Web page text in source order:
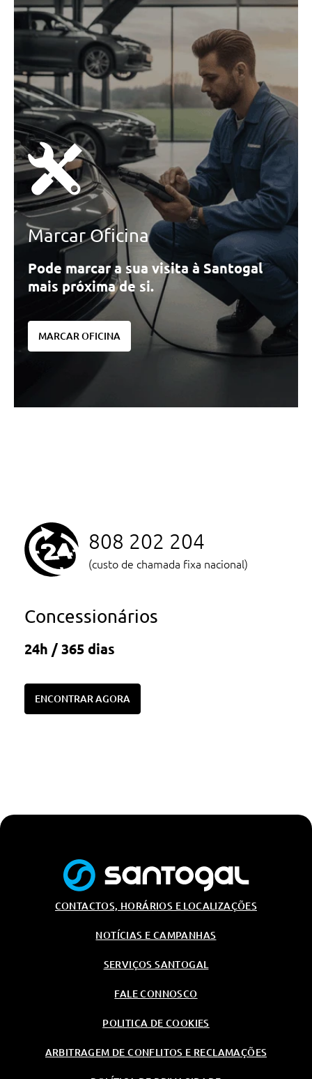
Marcar Oficina
Pode marcar a sua visita à Santogal
mais próxima de si.
MARCAR OFICINA
808 202 204
(custo de chamada fixa nacional)
Concessionários
24h / 365 dias
ENCONTRAR AGORA
CONTACTOS, HORÁRIOS E LOCALIZAÇÕES
NOTÍCIAS E CAMPANHAS
SERVIÇOS SANTOGAL
FALE CONNOSCO
POLITICA DE COOKIES
ARBITRAGEM DE CONFLITOS E RECLAMAÇÕES